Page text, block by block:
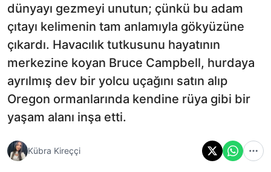
dünyayı gezmeyi unutun; çünkü bu adam
çıtayı kelimenin tam anlamıyla gökyüzüne
çıkardı. Havacılık tutkusunu hayatının
merkezine koyan Bruce Campbell, hurdaya
ayrılmış dev bir yolcu uçağını satın alıp
Oregon ormanlarında kendine rüya gibi bir
yaşam alanı inşa etti.
Kübra Kireççi